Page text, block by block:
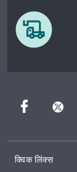
क्विक लिंक्स